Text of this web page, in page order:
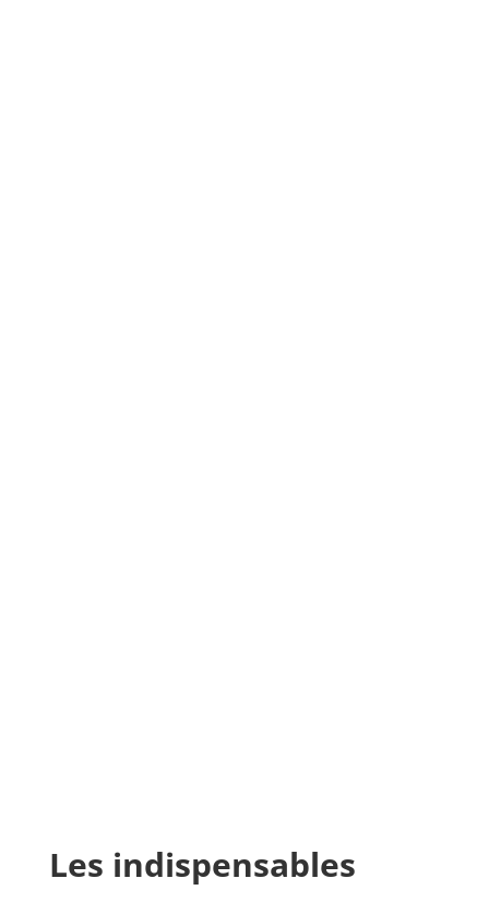
Les indispensables